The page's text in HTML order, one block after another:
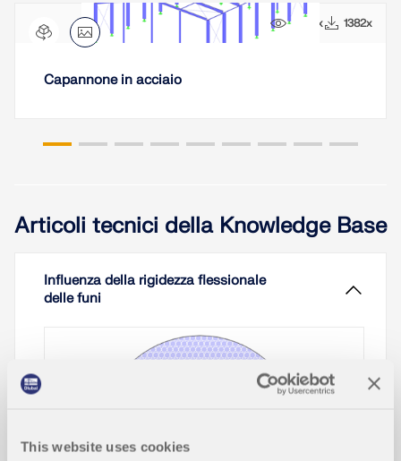
This website uses cookies
9479x 1382x
Capannone in acciaio
Articoli tecnici della Knowledge Base
Influenza della rigidezza flessionale
delle funi